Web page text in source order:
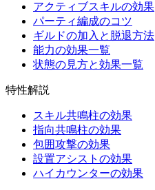
アクティブスキルの効果
パーティ編成のコツ
ギルドの加入と脱退方法
能力の効果一覧
状態の見方と効果一覧
特性解説
スキル共鳴柱の効果
指向共鳴柱の効果
包囲攻撃の効果
設置アシストの効果
ハイカウンターの効果